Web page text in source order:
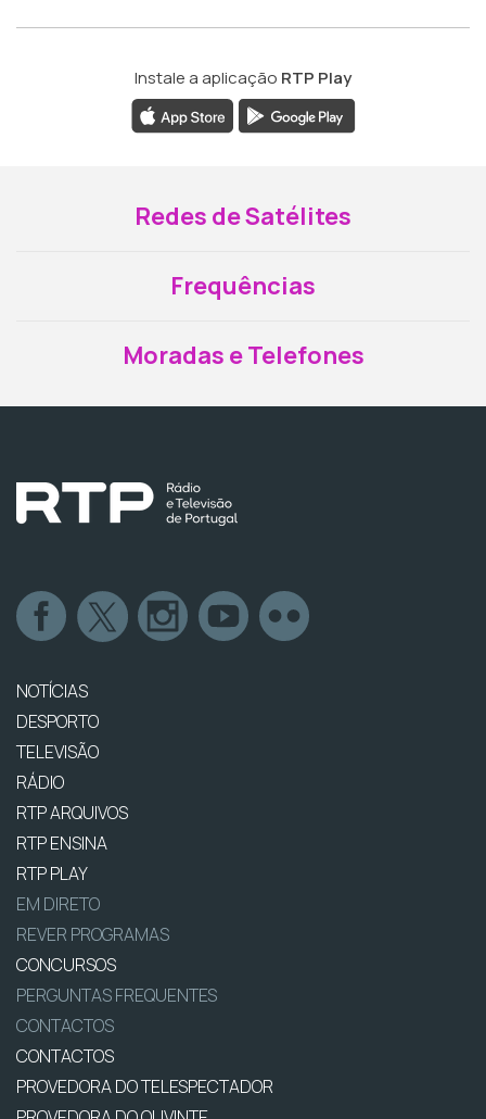
Instale a aplicação RTP Play
Redes de Satélites
Frequências
Moradas e Telefones
NOTÍCIAS
DESPORTO
TELEVISÃO
RÁDIO
RTP ARQUIVOS
RTP ENSINA
RTP PLAY
EM DIRETO
REVER PROGRAMAS
CONCURSOS
PERGUNTAS FREQUENTES
CONTACTOS
CONTACTOS
PROVEDORA DO TELESPECTADOR